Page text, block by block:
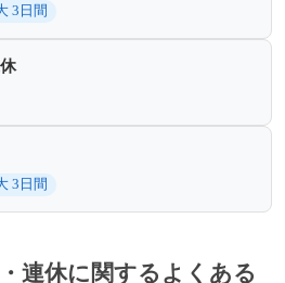
3日間
3日間
連休に関するよくある